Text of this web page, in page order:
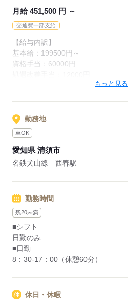
め、通勤にも大変便利です！
月給 451,500 円 ～
交通費一部支給
【給与内訳】
基本給：199500円～
資格手当：60000円
もっと見る
勤務地
車OK
愛知県 清須市
名鉄犬山線 西春駅
勤務時間
残20未満
■シフト
日勤のみ
■日勤
8：30-17：00（休憩60分）
休日・休暇